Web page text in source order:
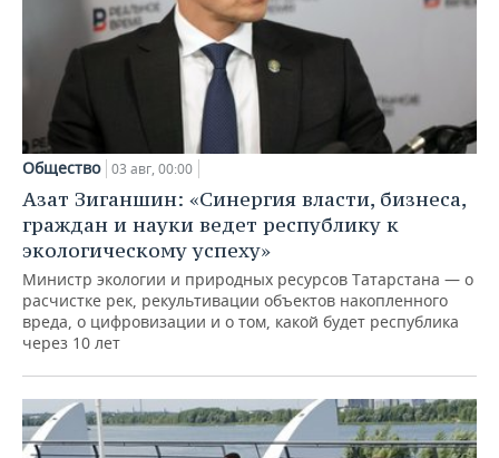
Общество 03 авг, 00:00
Азат Зиганшин: «Синергия власти, бизнеса,
граждан и науки ведет республику к
экологическому успеху»
Министр экологии и природных ресурсов Татарстана — о
расчистке рек, рекультивации объектов накопленного
вреда, о цифровизации и о том, какой будет республика
через 10 лет